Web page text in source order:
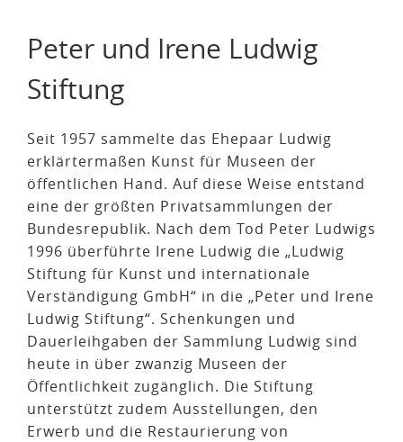
Peter und Irene Ludwig
Stiftung
Seit 1957 sammelte das Ehepaar Ludwig
erklärtermaßen Kunst für Museen der
öffentlichen Hand. Auf diese Weise entstand
eine der größten Privatsammlungen der
Bundesrepublik. Nach dem Tod Peter Ludwigs
1996 überführte Irene Ludwig die „Ludwig
Stiftung für Kunst und internationale
Verständigung GmbH“ in die „Peter und Irene
Ludwig Stiftung“. Schenkungen und
Dauerleihgaben der Sammlung Ludwig sind
heute in über zwanzig Museen der
Öffentlichkeit zugänglich. Die Stiftung
unterstützt zudem Ausstellungen, den
Erwerb und die Restaurierung von